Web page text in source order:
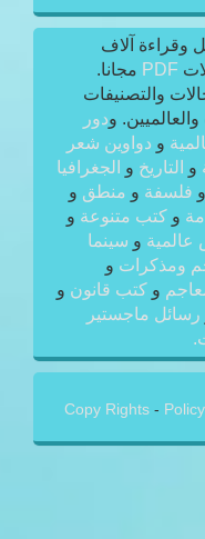
وقراءة آلاف
PDF مجانا.
والتصنيفات
ودور
و دواوين شعر
و التاريخ و الجغرافيا
و فلسفة و منطق و
و كتب متنوعة و
و سينما
ومذكرات و
و كتب قانون و
رسائل ماجستير
Copy Rights - Policy